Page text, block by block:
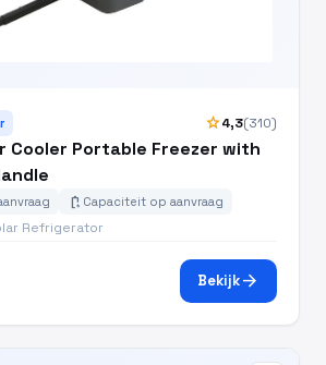
star4,3(310)
Cooler Portable Freezer with
battery_charging_full Capaciteit op aanvraag
Refrigerator
Bekijkarrow_forward